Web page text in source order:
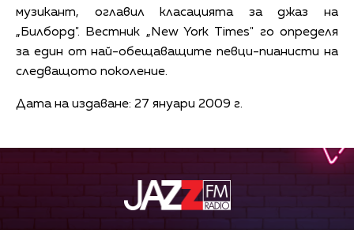
музикант, оглавил класацията за джаз на
„Билборд". Вестник „New York Times" го определя
за един от най-обещаващите певци-пианисти на
следващото поколение.
Дата на издаване: 27 януари 2009 г.